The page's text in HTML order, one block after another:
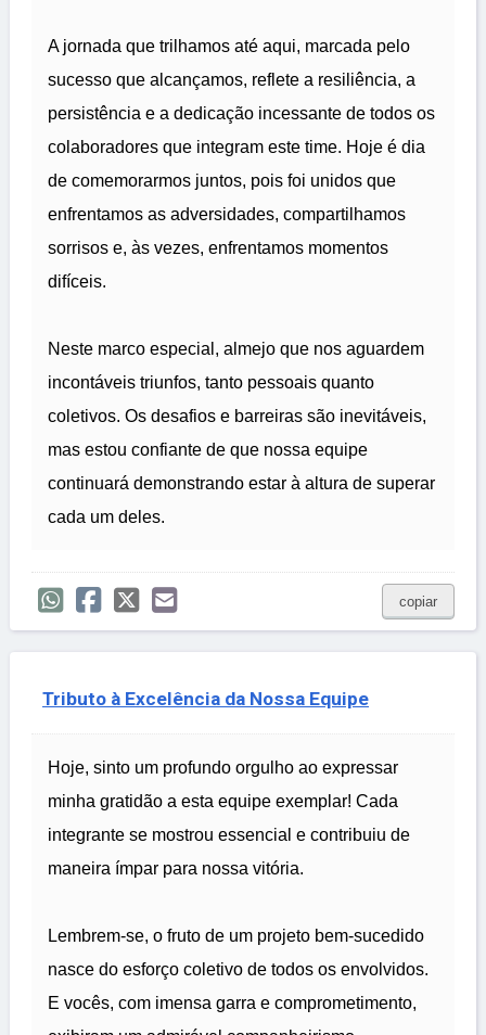
A jornada que trilhamos até aqui, marcada pelo
sucesso que alcançamos, reflete a resiliência, a
persistência e a dedicação incessante de todos os
colaboradores que integram este time. Hoje é dia
de comemorarmos juntos, pois foi unidos que
enfrentamos as adversidades, compartilhamos
sorrisos e, às vezes, enfrentamos momentos
difíceis.
Neste marco especial, almejo que nos aguardem
incontáveis triunfos, tanto pessoais quanto
coletivos. Os desafios e barreiras são inevitáveis,
mas estou confiante de que nossa equipe
continuará demonstrando estar à altura de superar
cada um deles.
copiar
Tributo à Excelência da Nossa Equipe
Hoje, sinto um profundo orgulho ao expressar
minha gratidão a esta equipe exemplar! Cada
integrante se mostrou essencial e contribuiu de
maneira ímpar para nossa vitória.
Lembrem-se, o fruto de um projeto bem-sucedido
nasce do esforço coletivo de todos os envolvidos.
E vocês, com imensa garra e comprometimento,